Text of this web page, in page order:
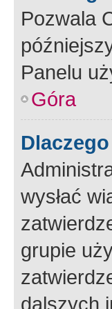
Pozwala
Panelu
Góra
wysłać
grupie
dalszych